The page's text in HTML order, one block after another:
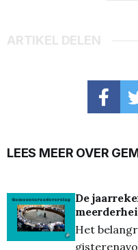
ARTIKEL DELEN
LEES MEER OVER
De
Het